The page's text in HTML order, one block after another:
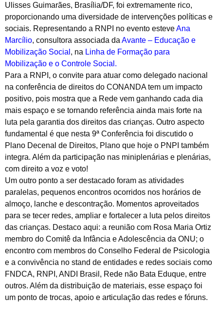
Ulisses Guimarães, Brasília/DF, foi extremamente rico,
proporcionando uma diversidade de intervenções políticas e
sociais. Representando a RNPI no evento esteveAna
Marcílio, consultora associada da Avante – Educação e
Mobilização Social , na Linha de Formação para
Mobilização e o Controle Social.
Para a RNPI, o convite para atuar como delegado nacional
na conferência de direitos do CONANDA tem um impacto
positivo, pois mostra que a Rede vem ganhando cada dia
mais espaço e se tornando referência ainda mais forte na
luta pela garantia dos direitos das crianças. Outro aspecto
fundamental é que nesta 9ª Conferência foi discutido o
Plano Decenal de Direitos, Plano que hoje o PNPI também
integra. Além da participação nas miniplenárias e plenárias,
com direito a voz e voto!
Um outro ponto a ser destacado foram as atividades
paralelas, pequenos encontros ocorridos nos horários de
almoço, lanche e descontração. Momentos aproveitados
para se tecer redes, ampliar e fortalecer a luta pelos direitos
das crianças. Destaco aqui: a reunião com Rosa Maria Ortiz
membro do Comitê da Infância e Adolescência da ONU; o
encontro com membros do Conselho Federal de Psicologia
e a convivência no stand de entidades e redes sociais como
FNDCA, RNPI, ANDI Brasil, Rede não Bata Eduque, entre
outros. Além da distribuição de materiais, esse espaço foi
um ponto de trocas, apoio e articulação das redes e fóruns.